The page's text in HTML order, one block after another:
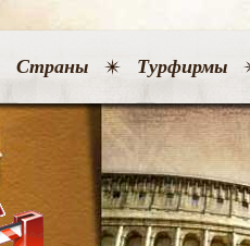
Страны Турфирмы